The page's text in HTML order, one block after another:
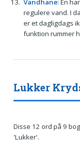
Vandhane: En
regulere vand. I
er et dagligdags
funktion rummer
Lukker
Disse 12 ord på 9
'Lukker'.